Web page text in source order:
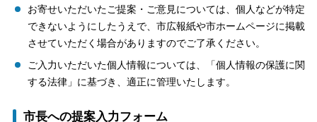
お寄せいただいたご提案・ご意見については、個人などが特定
できないようにしたうえで、市広報紙や市ホームページに掲載
させていただく場合がありますのでご了承ください。
ご入力いただいた個人情報については、「個人情報の保護に関
する法律」に基づき、適正に管理いたします。
市長への提案入力フォーム